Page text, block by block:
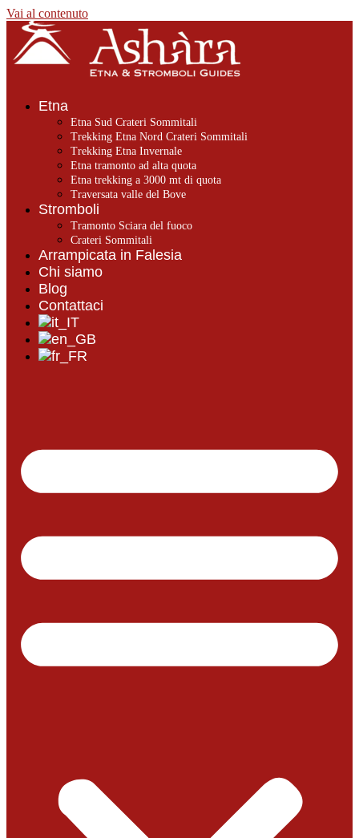
Vai al contenuto
Etna
Etna Sud Crateri Sommitali
Trekking Etna Nord Crateri Sommitali
Trekking Etna Invernale
Etna tramonto ad alta quota
Etna trekking a 3000 mt di quota
Traversata valle del Bove
Stromboli
Tramonto Sciara del fuoco
Crateri Sommitali
Arrampicata in Falesia
Chi siamo
Blog
Contattaci